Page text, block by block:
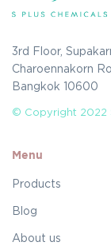
3rd Floor,
Charoennakorn
Bangkok 10600
© Copyright 2022
Menu
Products
Blog
About us